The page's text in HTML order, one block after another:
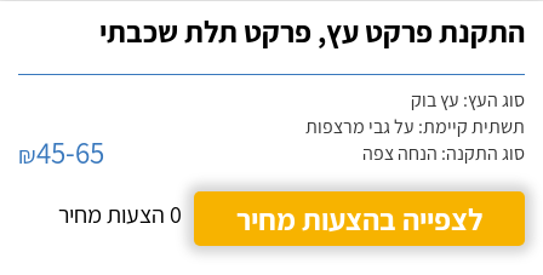
התקנת פרקט עץ, פרקט תלת שכבתי
סוג העץ: עץ בוק
תשתית קיימת: על גבי מרצפות
סוג התקנה: הנחה צפה
₪45-65
לצפייה בהצעות מחיר
0 הצעות מחיר